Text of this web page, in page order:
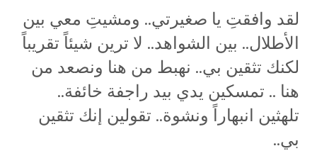
لقد وافقتِ يا صغيرتي.. ومشيتِ معي بين
الأطلال.. بين الشواهد.. لا ترين شيئاً تقريباً
لكنك تثقين بي.. نهبط من هنا ونصعد من
هنا .. تمسكين يدي بيد راجفة خائفة..
تلهثين انبهاراً ونشوة.. تقولين إنك تثقين
بي..